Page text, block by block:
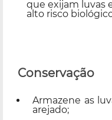
que exijam luvas
alto risco
Conservação
Armazene as
arejado;